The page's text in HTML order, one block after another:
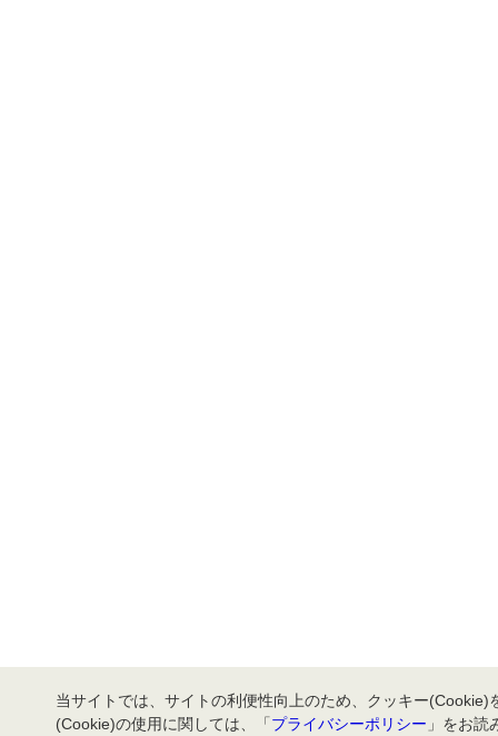
当サイトでは、サイトの利便性向上のため、クッキー
(Cookie)の使用に関しては、「プライバシーポリシー 」をお読